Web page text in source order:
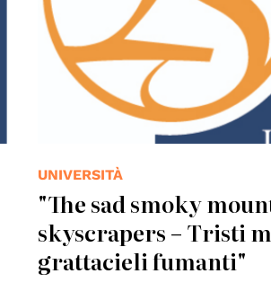
UNIVERSITÀ
"The sad smoky
skyscrapers – Tristi
grattacieli fumanti"